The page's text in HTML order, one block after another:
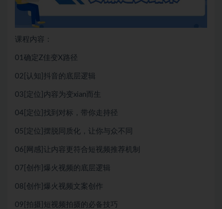
课程内容：
01确定Z佳变X路径
02[认知]抖音的底层逻辑
03[定位]内容为变xian而生
04[定位]找到对标，带你走持径
05[定位]摆脱同质化，让你与众不同
06[网感]让内容更符合短视频推荐机制
07[创作]爆火视频的底层逻辑
08[创作]爆火视频文案创作
09[拍摄]短视频拍摄的必备技巧